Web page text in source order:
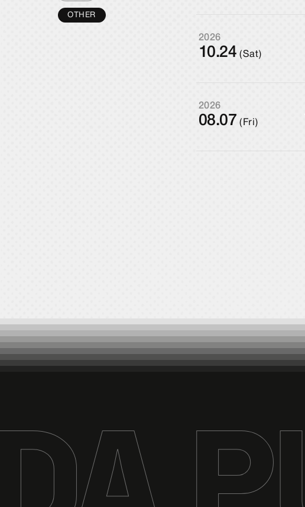
OTHER
2026
10.24 (Sat)
2026
08.07 (Fri)